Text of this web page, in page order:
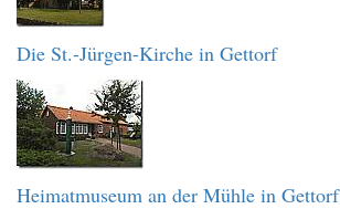
Die St.-Jürgen-Kirche in Gettorf
Heimatmuseum an der Mühle in Gettorf